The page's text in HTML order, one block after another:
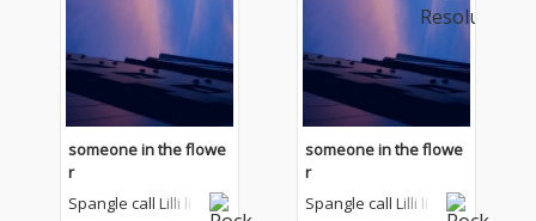
someone in the flowe
r
Spangle call Lilli lin
someone in the flowe
r
Spangle call Lilli lin